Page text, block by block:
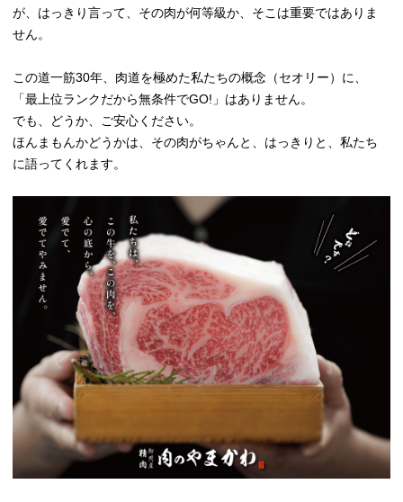
が、はっきり言って、その肉が何等級か、そこは重要ではありま
せん。
この道一筋30年、肉道を極めた私たちの概念（セオリー）に、
「最上位ランクだから無条件でGO!」はありません。
でも、どうか、ご安心ください。
ほんまもんかどうかは、その肉がちゃんと、はっきりと、私たち
に語ってくれます。